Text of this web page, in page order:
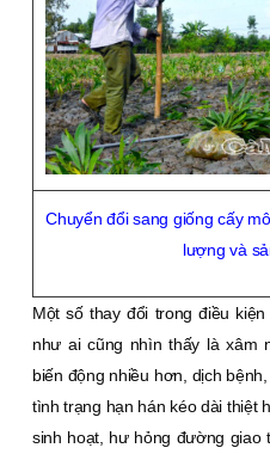
Chuyển đổi sang giống cấy
lượng và
Một số thay đổi trong điều
như ai cũng nhìn thấy là xâm
biến động nhiều hơn, dịch
tình trạng hạn hán kéo dài thiệt
sinh hoạt, hư hỏng đường giao